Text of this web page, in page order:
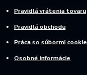
Pravidlá vrátenia tovaru
Pravidlá obchodu
Práca so súbormi cookie
Osobné informácie